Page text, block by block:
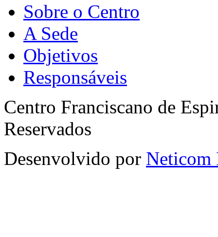
Sobre o Centro
A Sede
Objetivos
Responsáveis
Centro Franciscano de
Reservados
Desenvolvido por Neticom